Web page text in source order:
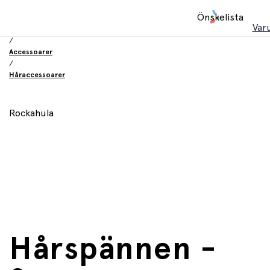
Önskelista
/
Accessoarer
/
Håraccessoarer
Rockahula
Hårspännen -